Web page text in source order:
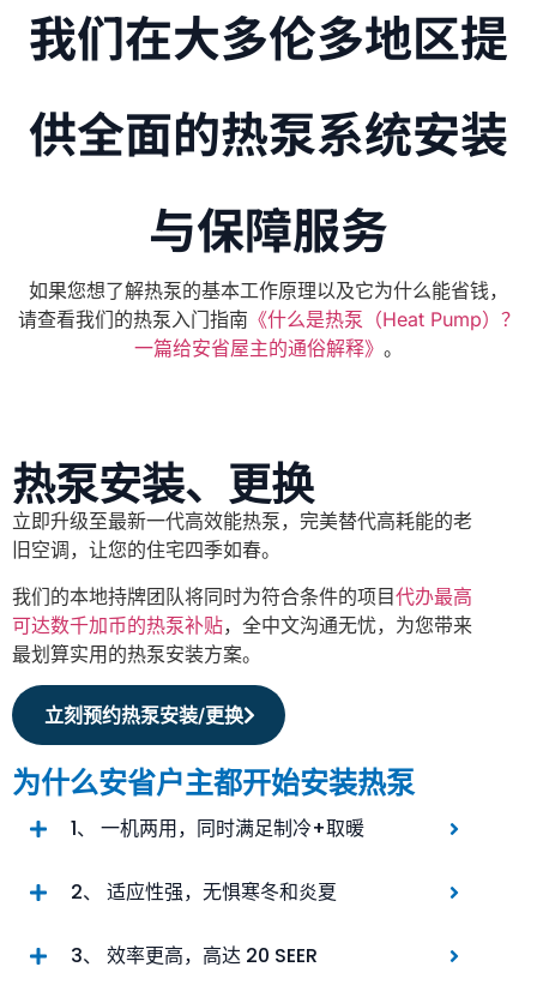
我们在大多伦多地区提
供全面的热泵系统安装
与保障服务
如果您想了解热泵的基本工作原理以及它为什么能省钱，
请查看我们的热泵入门指南 《什么是热泵（Heat Pump）？
一篇给安省屋主的通俗解释》 。
热泵安装、更换
立即升级至最新一代高效能热泵，完美替代高耗能的老
旧空调，让您的住宅四季如春。
我们的本地持牌团队将同时为符合条件的项目代办最高
可达数千加币的热泵补贴，全中文沟通无忧，为您带来
最划算实用的热泵安装方案。
立刻预约热泵安装/更换
为什么安省户主都开始安装热泵
1、 一机两用，同时满足制冷+取暖
2、 适应性强，无惧寒冬和炎夏
3、 效率更高，高达 20 SEER